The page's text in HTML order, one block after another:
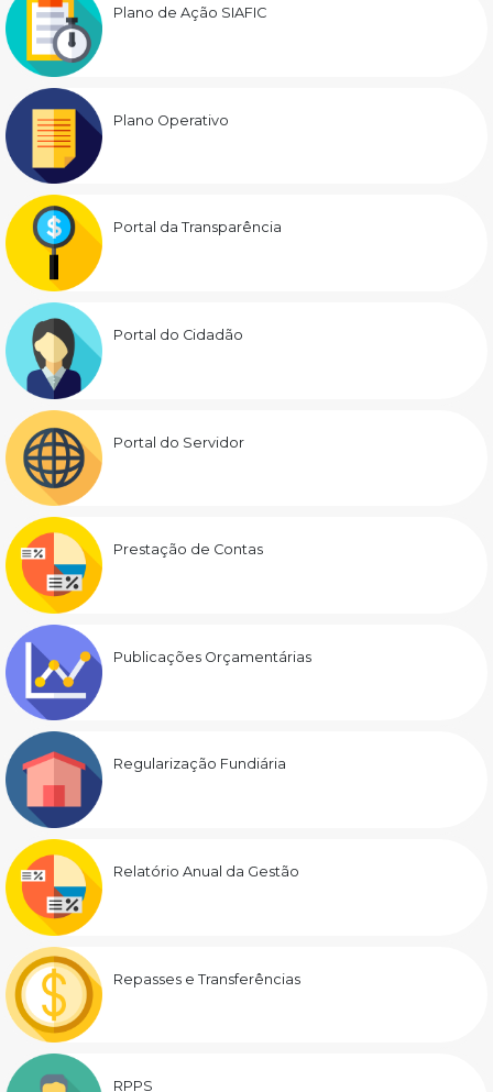
Plano de Ação SIAFIC
Plano Operativo
Portal da Transparência
Portal do Cidadão
Portal do Servidor
Prestação de Contas
Publicações Orçamentárias
Regularização Fundiária
Relatório Anual da Gestão
Repasses e Transferências
RPPS